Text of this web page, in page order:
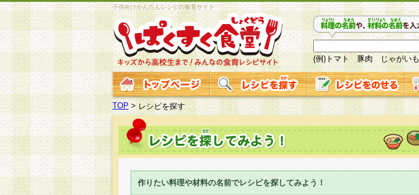
子供向けかんたんレシピの食育サイト
(例)トマト 豚肉 じゃがいも
TOP >レシピを探す
作りたい料理や材料の名前でレシピを探してみよう！